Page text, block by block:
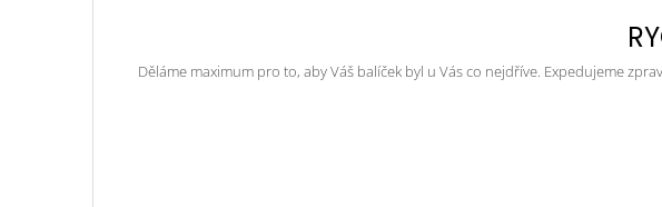
Děláme maximum pro to, aby Váš balíček byl u Vás co nejdříve. Expedujeme